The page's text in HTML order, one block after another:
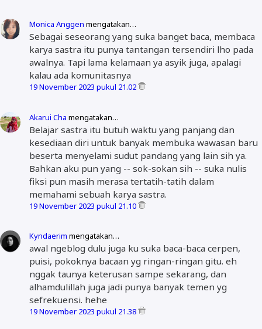
Monica Anggen mengatakan…
Sebagai seseorang yang suka banget baca, membaca
karya sastra itu punya tantangan tersendiri lho pada
awalnya. Tapi lama kelamaan ya asyik juga, apalagi
kalau ada komunitasnya
19 November 2023 pukul 21.02
Akarui Cha mengatakan…
Belajar sastra itu butuh waktu yang panjang dan
kesediaan diri untuk banyak membuka wawasan baru
beserta menyelami sudut pandang yang lain sih ya.
Bahkan aku pun yang -- sok-sokan sih -- suka nulis
fiksi pun masih merasa tertatih-tatih dalam
memahami sebuah karya sastra.
19 November 2023 pukul 21.10
Kyndaerim mengatakan…
awal ngeblog dulu juga ku suka baca-baca cerpen,
puisi, pokoknya bacaan yg ringan-ringan gitu. eh
nggak taunya keterusan sampe sekarang, dan
alhamdulillah juga jadi punya banyak temen yg
sefrekuensi. hehe
19 November 2023 pukul 21.38